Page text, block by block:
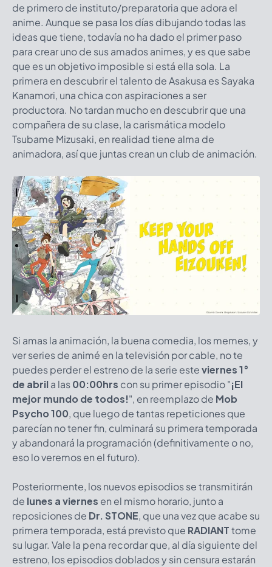
de primero de instituto/preparatoria que adora el
anime. Aunque se pasa los días dibujando todas las
ideas que tiene, todavía no ha dado el primer paso
para crear uno de sus amados animes, y es que sabe
que es un objetivo imposible si está ella sola. La
primera en descubrir el talento de Asakusa es Sayaka
Kanamori, una chica con aspiraciones a ser
productora. No tardan mucho en descubrir que una
compañera de su clase, la carismática modelo
Tsubame Mizusaki, en realidad tiene alma de
animadora, así que juntas crean un club de animación.
Si amas la animación, la buena comedia, los memes, y
ver series de animé en la televisión por cable, no te
puedes perder el estreno de la serie esteviernes 1°
de abrila las00:00hrs con su primer episodio "¡El
mejor mundo de todos!", en reemplazo de Mob
Psycho 100, que luego de tantas repeticiones que
parecían no tener fin, culminará su primera temporada
y abandonará la programación (definitivamente o no,
eso lo veremos en el futuro).
Posteriormente, los nuevos episodios se transmitirán
de lunes a viernes en el mismo horario, junto a
reposiciones de Dr. STONE, que una vez que acabe su
primera temporada, está previsto que RADIANTtome
su lugar. Vale la pena recordar que, al día siguiente del
estreno, los episodios doblados y sin censura estarán